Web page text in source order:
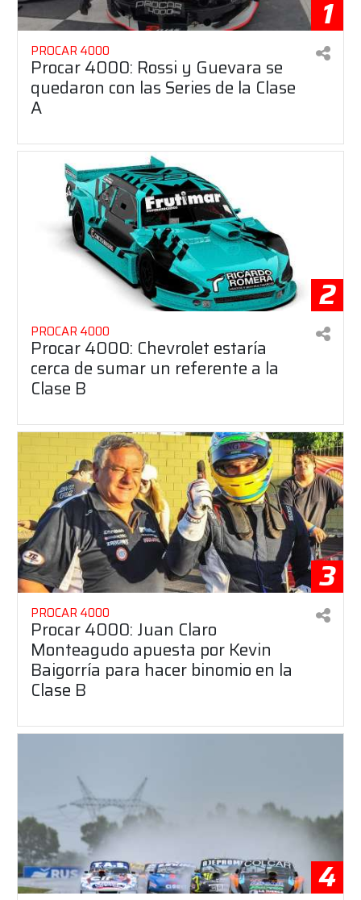
1
PROCAR 4000
Procar 4000: Rossi y Guevara se
quedaron con las Series de la Clase
A
2
PROCAR 4000
Procar 4000: Chevrolet estaría
cerca de sumar un referente a la
Clase B
3
PROCAR 4000
Procar 4000: Juan Claro
Monteagudo apuesta por Kevin
Baigorría para hacer binomio en la
Clase B
4